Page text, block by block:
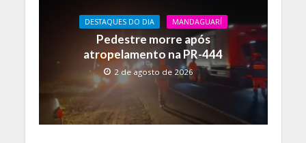
DESTAQUES DO DIA MANDAGUARÍ
Pedestre morre após
atropelamento na PR-444
2 de agosto de 2026